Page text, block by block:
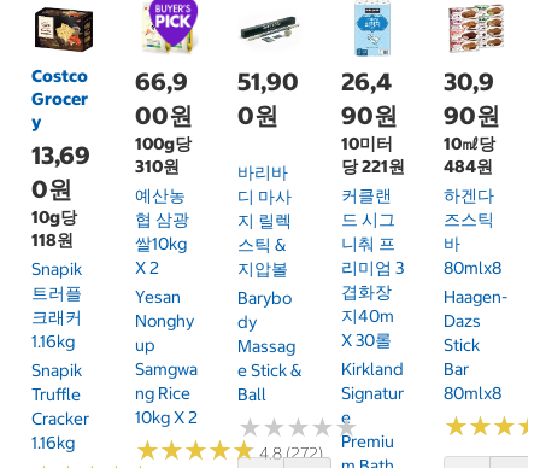
Costco
Grocer
y
13,69
0원
10g당
118원
Snapik
트러플
크래커
1.16kg
Snapik
Truffle
Cracker
1.16kg
66,9
00원
100g당
310원
예산농
협 삼광
쌀10kg
X 2
Yesan
Nonghy
Up
Samgwa
Ng Rice
10kg X 2
★★★★★
★★★★★4.8 (272)
51,90
0원
바리바
디 마사
지 릴렉
스틱 &
지압볼
Barybo
Dy
Massag
E Stick &
Ball
★★★★★
★★★★★
26,4
90원
10미터
당 221원
커클랜
드 시그
니춰 프
리미엄 3
겹화장
지40m
X 30롤
Kirkland
Signatur
E
Premiu
30,9
90원
10㎖당
484원
하겐다
즈스틱
바
80mlx8
Haagen-
Dazs
Stick
Bar
80mlx8
★★★
★★★